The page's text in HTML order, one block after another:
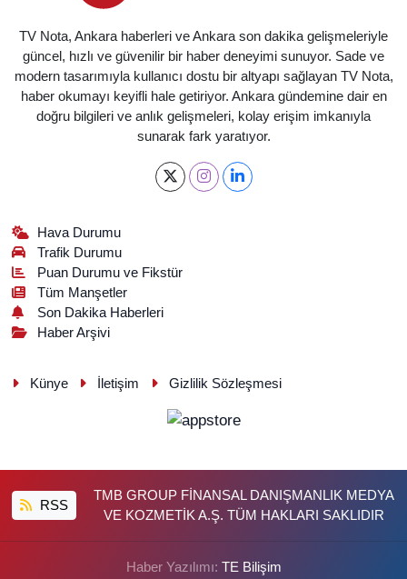
TV Nota, Ankara haberleri ve Ankara son dakika gelişmeleriyle
güncel, hızlı ve güvenilir bir haber deneyimi sunuyor. Sade ve
modern tasarımıyla kullanıcı dostu bir altyapı sağlayan TV Nota,
haber okumayı keyifli hale getiriyor. Ankara gündemine dair en
doğru bilgileri ve anlık gelişmeleri, kolay erişim imkanıyla
sunarak fark yaratıyor.
Hava Durumu
Trafik Durumu
Puan Durumu ve Fikstür
Tüm Manşetler
Son Dakika Haberleri
Haber Arşivi
Künye İletişim Gizlilik Sözleşmesi
RSS
TMB GROUP FİNANSAL DANIŞMANLIK MEDYA
VE KOZMETİK A.Ş. TÜM HAKLARI SAKLIDIR
Haber Yazılımı: TE Bilişim